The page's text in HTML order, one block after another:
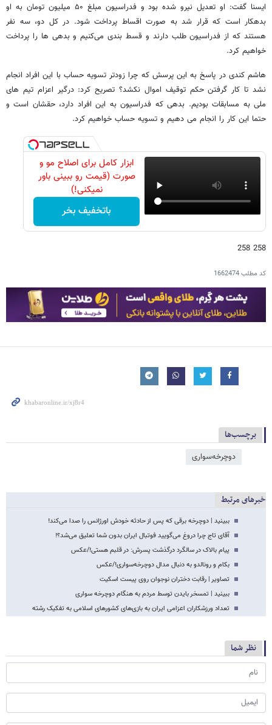
ایسنا گفت: او تعدیل نیرو شده بود و فدراسیون مبلغ ۵۰ میلیون تومان به او
بدهکار است که قرار شد به صورت اقساط پرداخت شود. در کل دو، سه نفر
هستند که از فدراسیون طلب دارند و قسط بندی می‌کنیم و بدهی ها را پرداخت
خواهیم کرد.
هاشم کندی در پاسخ به این پرسش که چرا زودتر تسویه حساب با این افراد انجام
نشد تا کار گرفتن حکم توقیف اموال نکشد؟ تصریح کرد: درگیر اعزام تیم های
ملی به مسابقات بودیم. بدهی که فدراسیون به این افراد دارد، حقشان است و
حتما این کار را انجام می دهیم و تسویه حساب خواهیم کرد.
ابزار کامل برای اصلاح مو و
صورت (قیمت رو ببینی باور
نمیکنی!)
باتخفیف بخر
258 258
کد مطلب1662474
برچسب‌ها
دوچرخه‌سواری
خبرهای مرتبط
ببینید | دوچرخه برقی که پس از حادثه خودش اورژانس را صدا می‌کند!
آقای تاج چرا دروغ می‌گویید فوتبال ایران بدون شما تعلیق می‌شد؟!
پیام بالاک در سالگرد درگذشت پسرش: در قلبم هستی!/عکس
بکام و رونالدو به دنبال مدال دوچرخه‌سواری!/عکس
تصاویر | رقابت دختران نوجوان روی پیست اسکیت
ببینید | تمسخر بایدن توسط مردم به هنگام دوچرخه سواری
تعداد ورزشکاران اعزامی ایران به بازی‌های کشورهای اسلامی به تفکیک رشته
نظر شما